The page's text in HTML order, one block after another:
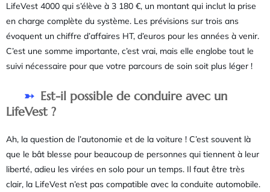
LifeVest 4000 qui s’élève à 3 180 €, un montant qui inclut la prise
en charge complète du système. Les prévisions sur trois ans
évoquent un chiffre d’affaires HT, d’euros pour les années à venir.
C’est une somme importante, c’est vrai, mais elle englobe tout le
suivi nécessaire pour que votre parcours de soin soit plus léger !
Est-il possible de conduire avec un
LifeVest ?
Ah, la question de l’autonomie et de la voiture ! C’est souvent là
que le bât blesse pour beaucoup de personnes qui tiennent à leur
liberté, adieu les virées en solo pour un temps. Il faut être très
clair, la LifeVest n’est pas compatible avec la conduite automobile.